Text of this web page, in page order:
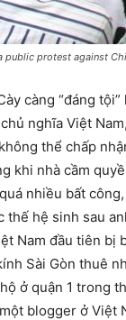
public protest against
càng “đáng
nghĩa Việt
thể chấp
khi nhà cầm
nhiều bất
thế hệ sinh sau
Nam đầu tiên bị
Sài Gòn thuê
ở quận 1 trong
blogger ở Việt